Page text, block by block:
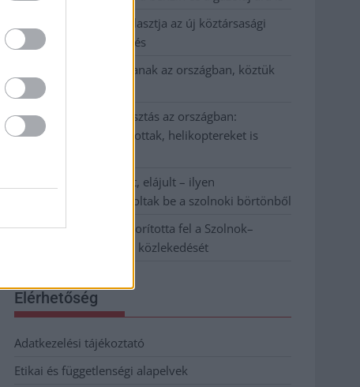
Napokon belül megválasztja az új köztársasági
elnököt az Országgyűlés
Kiterjedt tüzek pusztítanak az országban, köztük
Karcagon
Harmadfokú hőségriasztás az országban:
Szolnokon klímát javítottak, helikoptereket is
A zárkában rosszul lett, elájult – ilyen
körülményekről számoltak be a szolnoki börtönből
Váratlan fennakadás borította fel a Szolnok–
Kecskemét vasútvonal közlekedését
Elérhetőség
Adatkezelési tájékoztató
Etikai és függetlenségi alapelvek